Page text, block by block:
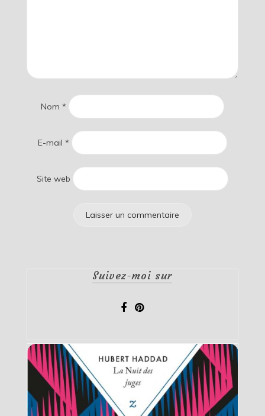
Nom *
E-mail *
Site web
Suivez-moi sur